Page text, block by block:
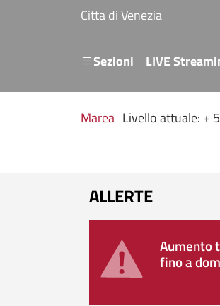
Salta al contenuto principale
Citta di Venezia
SezioniMenu
LIVE
Marea Livello attuale: +
ALLERTE
Aumento
fino a